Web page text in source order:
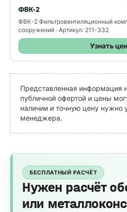
ФВК-2
ФВК-2 Фильтровентиляционный
сооружений · Артикул: 211-332
Узнать
Представленная информация
публичной офертой и цены
наличии и точную цену нужно
менеджера.
БЕСПЛАТНЫЙ РАСЧЁТ
Нужен расчёт
или